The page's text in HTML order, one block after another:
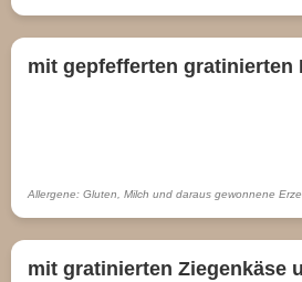
mit gepfefferten gratinierten
Allergene: Gluten, Milch und daraus gewonnene
mit gratinierten Ziegenkäse